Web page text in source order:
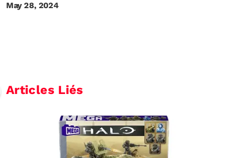
May 28, 2024
Articles Liés